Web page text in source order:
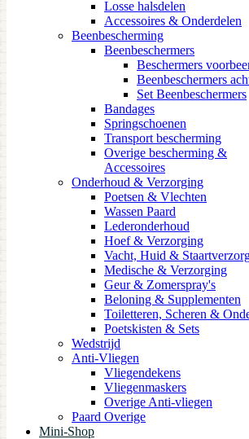
Losse halsdelen
Accessoires & Onderdelen
Beenbescherming
Beenbeschermers
Beschermers
Beenbeschermers
Set Beenbeschermers
Bandages
Springschoenen
Transport bescherming
Overige bescherming &
Accessoires
Onderhoud & Verzorging
Poetsen & Vlechten
Wassen Paard
Lederonderhoud
Hoef & Verzorging
Vacht, Huid &
Medische & Verzorging
Geur & Zomerspray's
Beloning & Supplementen
Toiletteren, Scheren &
Poetskisten & Sets
Wedstrijd
Anti-Vliegen
Vliegendekens
Vliegenmaskers
Overige Anti-vliegen
Paard Overige
Mini-Shop